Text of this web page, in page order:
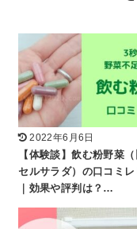
2022年6月6日
【体験談】飲む粉野菜
セルサラダ）の口コミ
｜効果や評判は？…